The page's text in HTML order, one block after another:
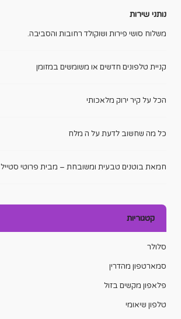
נותני שירות
משלוח סושי פירות ושוקולד רחובות והסביבה.
קניית טלפונים חדשים או משומשים במזומן
הכל על קיר ירוק מלאכותי
כל מה שחשוב לדעת על ה מלח
חמאת בוטנים טבעית ומשובחת – מבית פרוטי סטייל
קטגוריות
סלולר
סמארטפון מהדרין
פלאפון מקשים בזול
טלפון שיאומי